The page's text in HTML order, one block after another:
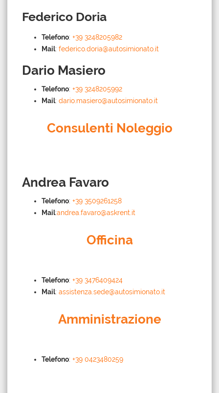
Federico Doria
Telefono: +39 3248205982
Mail: federico.doria@autosimionato.it
Dario Masiero
Telefono: +39 3248205992
Mail: dario.masiero@autosimionato.it
Consulenti Noleggio
Andrea Favaro
Telefono: +39 3509261258
Mail:andrea.favaro@askrent.it
Officina
Telefono: +39 3476409424
Mail: assistenza.sede@autosimionato.it
Amministrazione
Telefono: +39 0423480259